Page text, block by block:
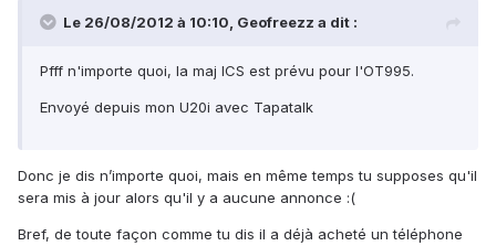
Le 26/08/2012 à 10:10, Geofreezz a dit :
Pfff n'importe quoi, la maj ICS est prévu pour l'OT995.
Envoyé depuis mon U20i avec Tapatalk
Donc je dis n’importe quoi, mais en même temps tu supposes qu'il
sera mis à jour alors qu'il y a aucune annonce :(
Bref, de toute façon comme tu dis il a déjà acheté un téléphone